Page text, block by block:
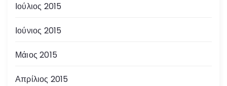
Ιούλιος 2015
Ιούνιος 2015
Μάιος 2015
Απρίλιος 2015